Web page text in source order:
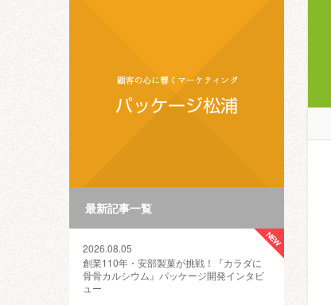
最新記事一覧
2026.08.05
創業110年・安部製菓が挑戦！『カラダに
骨骨カルシウム』パッケージ開発インタビ
ュー